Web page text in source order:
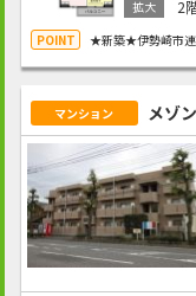
2
★新築★伊勢崎市連
マンション メゾ